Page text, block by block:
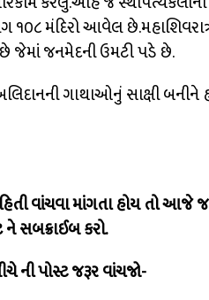
મંદિરો આવેલ
છે જેમાં જનમેદની ઉમટી પડે છે.
ગાથાઓનું સાક્ષી
વાંચવા માંગતા હોય તો
સબક્રાઈબ કરો.
ની પોસ્ટ જરૂર વાંચજો-